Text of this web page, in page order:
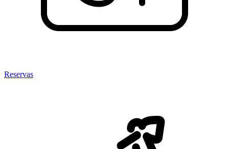
Reservas